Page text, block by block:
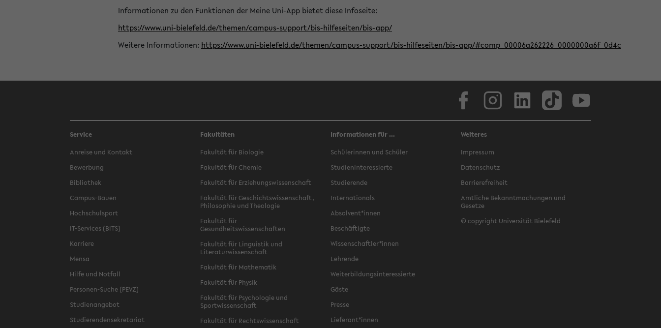
Informationen zu den Funktionen der Meine Uni-App bietet diese Infoseite:
https://www.uni-bielefeld.de/themen/campus-support/bis-hilfeseiten/bis-app/
Weitere Informationen: https://www.uni-bielefeld.de/themen/campus-support/bis-hilfeseiten/bis-app/#comp_00006a262226_0000000a6f_0d4c
Service
Anreise und Kontakt
Bewerbung
Bibliothek
Campus-Bauen
Hochschulsport
IT-Services (BITS)
Karriere
Mensa
Hilfe und Notfall
Personen-Suche (PEVZ)
Studienangebot
Studierendensekretariat
Fakultäten
Fakultät für Biologie
Fakultät für Chemie
Fakultät für Erziehungswissenschaft
Fakultät für Geschichtswissenschaft,
Philosophie und Theologie
Fakultät für
Gesundheitswissenschaften
Fakultät für Linguistik und
Literaturwissenschaft
Fakultät für Mathematik
Fakultät für Physik
Fakultät für Psychologie und
Sportwissenschaft
Fakultät für Rechtswissenschaft
Informationen für ...
Schülerinnen und Schüler
Studieninteressierte
Studierende
Internationals
Absolvent*innen
Beschäftigte
Wissenschaftler*innen
Lehrende
Weiterbildungsinteressierte
Gäste
Presse
Lieferant*innen
Weiteres
Impressum
Datenschutz
Barrierefreiheit
Amtliche Bekanntmachungen und
Gesetze
© copyright Universität Bielefeld